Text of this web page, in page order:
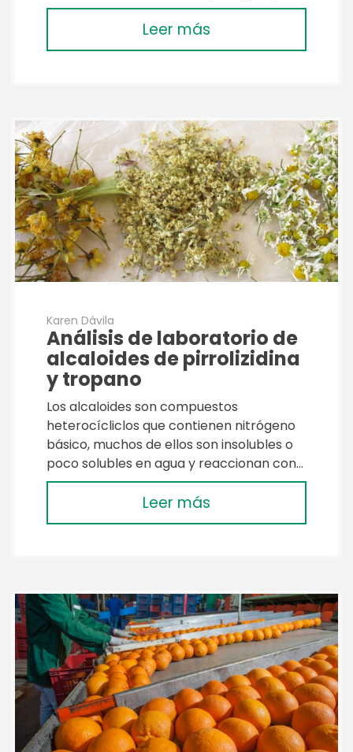
Leer más
Karen Dávila
Análisis de laboratorio de
alcaloides de pirrolizidina
y tropano
Los alcaloides son compuestos
heterocícliclos que contienen nitrógeno
básico, muchos de ellos son insolubles o
poco solubles en agua y reaccionan con…
Leer más